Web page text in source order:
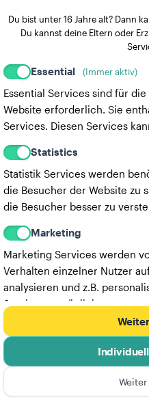
Du bist unter 16 Jahre alt? Dann
Du kannst deine Eltern oder
Essential (Immer aktiv)
Essential Services sind für
Website erforderlich. Sie
Services. Diesen Services
Statistics
Statistik Services werden
die Besucher der Website zu
die Besucher besser zu
Marketing
Marketing Services werden
Verhalten einzelner Nutzer
analysieren und z.B.
Services ermöglichen es
Hier findest du eine
Mehr Informationen in